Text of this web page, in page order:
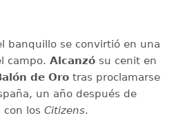
banquillo se convirtió en una
campo. Alcanzósu cenit en
de Orotras proclamarse
un año después de
con los Citizens.